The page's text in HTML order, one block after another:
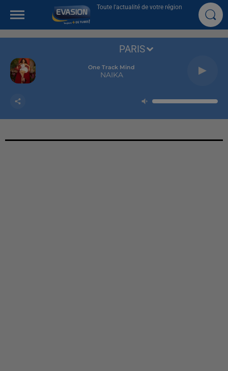
Toute l'actualité de votre région
One Track Mind
NAIKA
PARIS